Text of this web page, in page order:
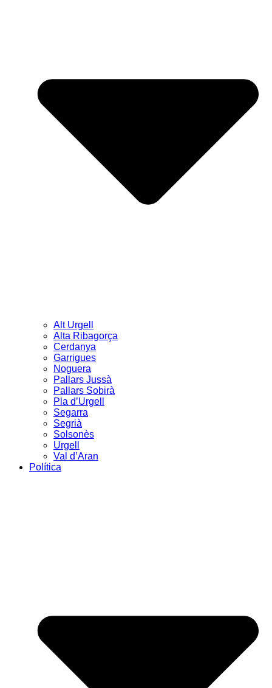
Alt Urgell
Alta Ribagorça
Cerdanya
Garrigues
Noguera
Pallars Jussà
Pallars Sobirà
Pla d’Urgell
Segarra
Segrià
Solsonès
Urgell
Val d’Aran
Política